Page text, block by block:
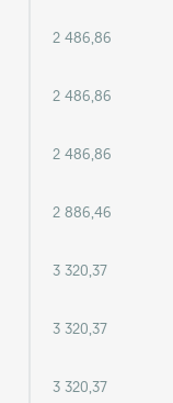
2 486,86
2 486,86
2 486,86
2 886,46
3 320,37
3 320,37
3 320,37